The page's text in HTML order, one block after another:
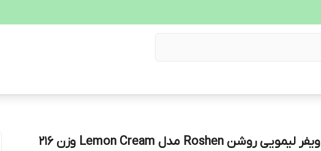
ویفر لیمویی روشن Roshen مدل Lemon Cream وزن 216